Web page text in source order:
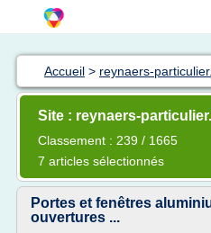
Accueil > reynaers-
Site : reynaers-
Classement : 239 / 1665
7 articles sélectionnés
Portes et fenêtres
ouvertures ...